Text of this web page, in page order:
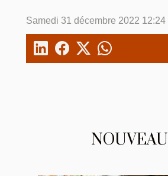
NOUVEAU
Samedi 31 décembre 2022 12:24